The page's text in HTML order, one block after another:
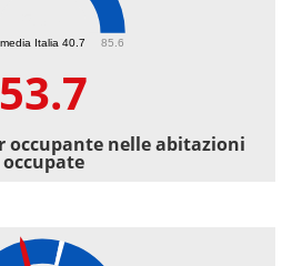
media Italia 40.7 85.6
53.7
occupante nelle abitazioni
occupate